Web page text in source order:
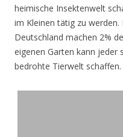
heimische Insektenwelt
im Kleinen tätig zu werden.
Deutschland machen 2%
eigenen Garten kann jeder
bedrohte Tierwelt schaffen.